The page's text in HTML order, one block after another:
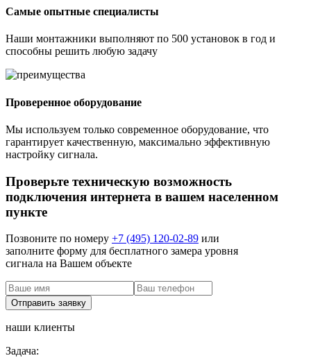
Самые опытные специалисты
Наши монтажники выполняют по 500 установок в год и
способны решить любую задачу
Проверенное оборудование
Мы используем только современное оборудование, что
гарантирует качественную, максимально эффективную
настройку сигнала.
Проверьте техническую возможность
подключения интернета в вашем населенном
пункте
Позвоните по номеру +7 (495) 120-02-89 или
заполните форму для бесплатного замера уровня
сигнала на Вашем объекте
наши клиенты
Задача: